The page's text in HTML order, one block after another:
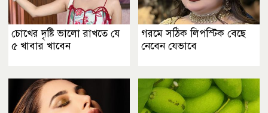
চোখের দৃষ্টি ভালো রাখতে যে
৫ খাবার খাবেন
গরমে সঠিক লিপস্টিক বেছে
নেবেন যেভাবে